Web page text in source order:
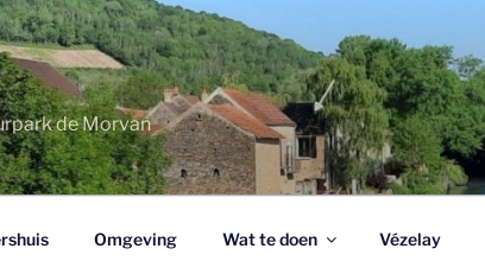
de Morvan
Omgeving Wat te doen Vézelay